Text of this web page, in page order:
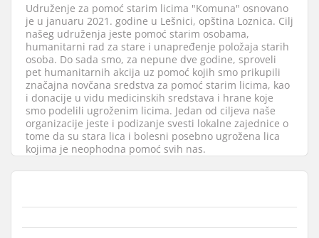
Udruženje za pomoć starim licima "Komuna" osnovano
je u januaru 2021. godine u Lešnici, opština Loznica. Cilj
našeg udruženja jeste pomoć starim osobama,
humanitarni rad za stare i unapređenje položaja starih
osoba. Do sada smo, za nepune dve godine, sproveli
pet humanitarnih akcija uz pomoć kojih smo prikupili
značajna novčana sredstva za pomoć starim licima, kao
i donacije u vidu medicinskih sredstava i hrane koje
smo podelili ugroženim licima. Jedan od ciljeva naše
organizacije jeste i podizanje svesti lokalne zajednice o
tome da su stara lica i bolesni posebno ugrožena lica
kojima je neophodna pomoć svih nas.